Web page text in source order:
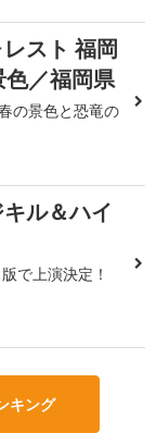
レスト 福岡
色／福岡県
の景色と恐竜の
ル＆ハイ
で上演決定！
キング